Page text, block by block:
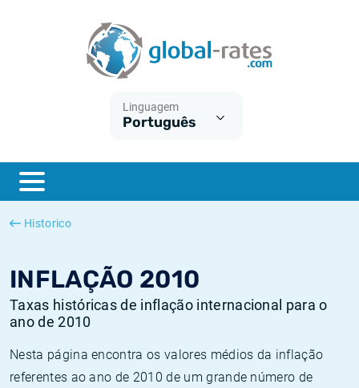
Linguagem
Português
Historico
INFLAÇÃO 2010
Taxas históricas de inflação internacional para o
ano de 2010
Nesta página encontra os valores médios da inflação
referentes ao ano de 2010 de um grande número de
ESTER
SONIA
O que é a inflação do IPC?
O que é a inflação do IHPC?
Inflação Estados Unidos
Inflação Europa
Taxas Euribor históricas
Taxas ESTER históricas
Taxas SONIA históricas
Taxas TONAR históricas
Calculadora de inflação